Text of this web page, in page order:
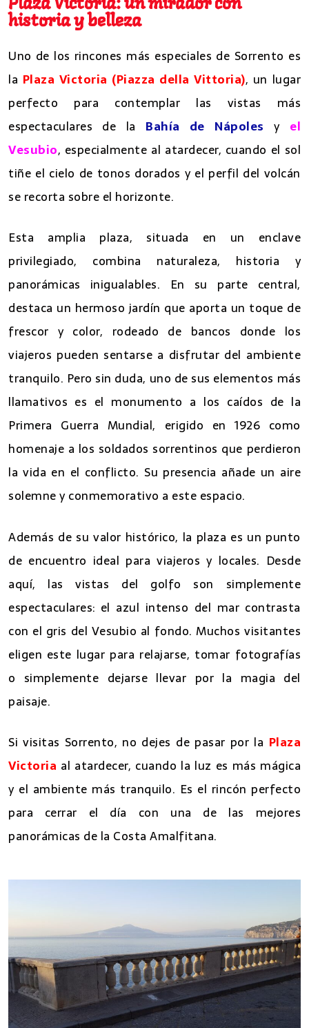
Plaza Victoria: un mirador con
historia y belleza
Uno de los rincones más especiales de Sorrento es
la Plaza Victoria (Piazza della Vittoria), un lugar
perfecto para contemplar las vistas más
espectaculares de la Bahía de Nápoles yel
Vesubio, especialmente al atardecer, cuando el sol
tiñe el cielo de tonos dorados y el perfil del volcán
se recorta sobre el horizonte.
Esta amplia plaza, situada en un enclave
privilegiado, combina naturaleza, historia y
panorámicas inigualables. En su parte central,
destaca un hermoso jardín que aporta un toque de
frescor y color, rodeado de bancos donde los
viajeros pueden sentarse a disfrutar del ambiente
tranquilo. Pero sin duda, uno de sus elementos más
llamativos es el monumento a los caídos de la
Primera Guerra Mundial, erigido en 1926 como
homenaje a los soldados sorrentinos que perdieron
la vida en el conflicto. Su presencia añade un aire
solemne y conmemorativo a este espacio.
Además de su valor histórico, la plaza es un punto
de encuentro ideal para viajeros y locales. Desde
aquí, las vistas del golfo son simplemente
espectaculares: el azul intenso del mar contrasta
con el gris del Vesubio al fondo. Muchos visitantes
eligen este lugar para relajarse, tomar fotografías
o simplemente dejarse llevar por la magia del
paisaje.
Si visitas Sorrento, no dejes de pasar por la Plaza
Victoria al atardecer, cuando la luz es más mágica
y el ambiente más tranquilo. Es el rincón perfecto
para cerrar el día con una de las mejores
panorámicas de la Costa Amalfitana.